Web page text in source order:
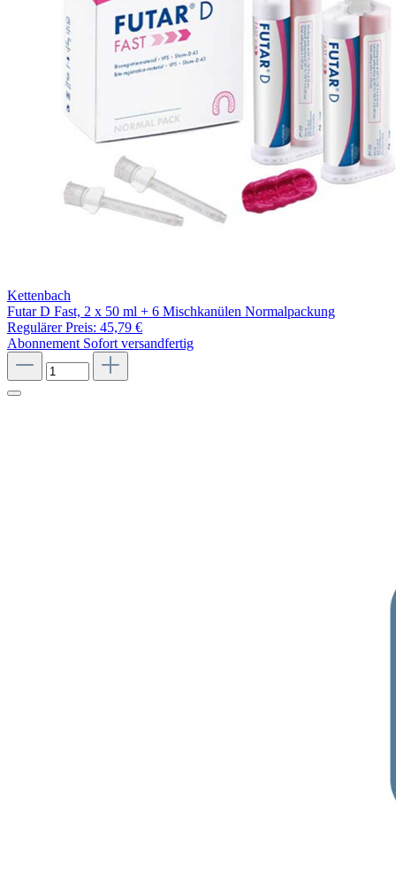
Kettenbach
Futar D Fast, 2 x 50 ml + 6 Mischkanülen Normalpackung
Regulärer Preis: 45,79 €
Abonnement Sofort versandfertig